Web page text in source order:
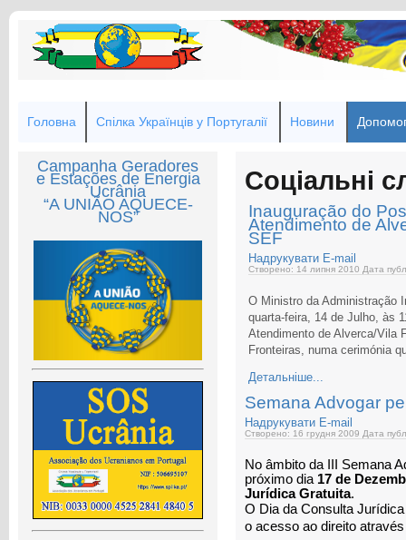
Головна Спілка Українців у Португалії Новини
Campanha Geradores
e Estações de Energia
Ucrânia
“A UNIÃO AQUECE-
NOS”
Соціальні
Inauguração do
Atendimento de
SEF
Надрукувати E-mail
Створено: 14 липня 2010 Дата
O Ministro da Administração
quarta-feira, 14 de Julho, às
Atendimento de Alverca/Vila
Fronteiras, numa cerimónia
Детальніше...
Semana Advogar
Надрукувати E-mail
Створено: 16 грудня 2009 Дата
No âmbito da III Semana
próximo dia 17 de
Jurídica Gratuita.
O Dia da Consulta
o acesso ao direito